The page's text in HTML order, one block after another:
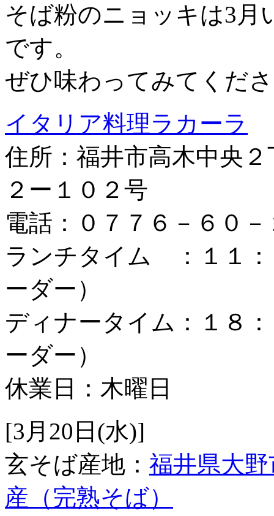
そば粉のニョッキは3
です。
ぜひ味わってみてくだ
イタリア料理ラカーラ
住所：福井市高木中央
２ー１０２号
電話：０７７６－６０
ランチタイム ：１１：
ーダー）
ディナータイム：１８
ーダー）
休業日：木曜日
[3月20日(水)]
玄そば産地： 福井県大
産（完熟そば）